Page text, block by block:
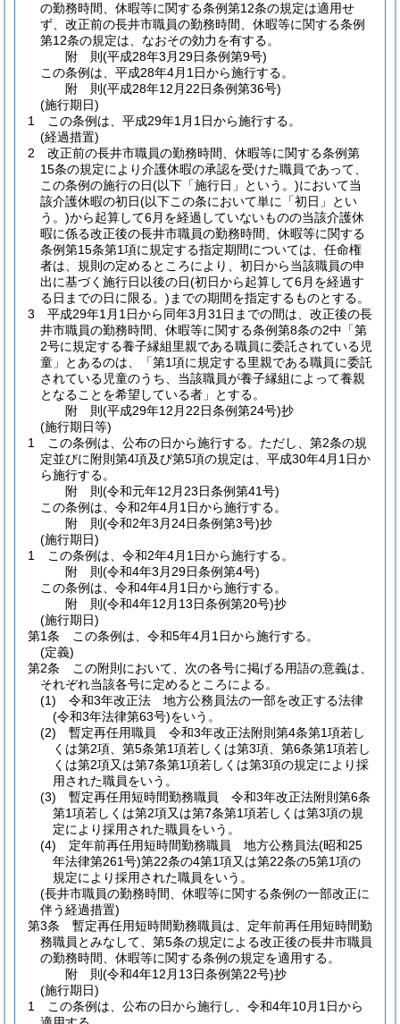
の勤務時間、休暇等に関する条例第12条の規定は適用せ
ず、改正前の長井市職員の勤務時間、休暇等に関する条例
第12条の規定は、なおその効力を有する。
附 則(平成28年3月29日条例第9号)
この条例は、平成28年4月1日から施行する。
附 則(平成28年12月22日条例第36号)
(施行期日)
1
この条例は、平成29年1月1日から施行する。
(経過措置)
2
改正前の長井市職員の勤務時間、休暇等に関する条例第
15条の規定により介護休暇の承認を受けた職員であって、
この条例の施行の日(以下「施行日」という。)において当
該介護休暇の初日(以下この条において単に「初日」とい
う。)から起算して6月を経過していないものの当該介護休
暇に係る改正後の長井市職員の勤務時間、休暇等に関する
条例第15条第1項に規定する指定期間については、任命権
者は、規則の定めるところにより、初日から当該職員の申
出に基づく施行日以後の日(初日から起算して6月を経過す
る日までの日に限る。) までの期間を指定するものとする。
3
平成29年1月1日から同年3月31日までの間は、改正後の長
井市職員の勤務時間、休暇等に関する条例第8条の2中「第
2号に規定する養子縁組里親である職員に委託されている児
童」とあるのは、「第1項に規定する里親である職員に委託
されている児童のうち、当該職員が養子縁組によって養親
となることを希望している者」とする。
附 則(平成29年12月22日条例第24号)抄
(施行期日等)
1
この条例は、公布の日から施行する。 ただし、第2条の規
定並びに附則第4項及び第5項の規定は、平成30年4月1日か
ら施行する。
附 則(令和元年12月23日条例第41号)
この条例は、令和2年4月1日から施行する。
附 則(令和2年3月24日条例第3号)抄
(施行期日)
1
この条例は、令和2年4月1日から施行する。
附 則(令和4年3月29日条例第4号)
この条例は、令和4年4月1日から施行する。
附 則(令和4年12月13日条例第20号)抄
(施行期日)
第1条
この条例は、令和5年4月1日から施行する。
(定義)
第2条
この附則において、次の各号に掲げる用語の意義は、
それぞれ当該各号に定めるところによる。
(1)
令和3年改正法 地方公務員法の一部を改正する法律
(令和3年法律第63号)をいう。
(2)
暫定再任用職員 令和3年改正法附則第4条第1項若し
くは第2項、第5条第1項若しくは第3項、第6条第1項若し
くは第2項又は第7条第1項若しくは第3項の規定により採
用された職員をいう。
(3)
暫定再任用短時間勤務職員 令和3年改正法附則第6条
第1項若しくは第2項又は第7条第1項若しくは第3項の規
定により採用された職員をいう。
(4)
定年前再任用短時間勤務職員 地方公務員法(昭和25
年法律第261号)第22条の4第1項又は第22条の5第1項の
規定により採用された職員をいう。
(長井市職員の勤務時間、休暇等に関する条例の一部改正に
伴う経過措置)
第3条
暫定再任用短時間勤務職員は、定年前再任用短時間勤
務職員とみなして、第5条の規定による改正後の長井市職員
の勤務時間、休暇等に関する条例の規定を適用する。
附 則(令和4年12月13日条例第22号)抄
(施行期日)
1
この条例は、公布の日から施行し、令和4年10月1日から